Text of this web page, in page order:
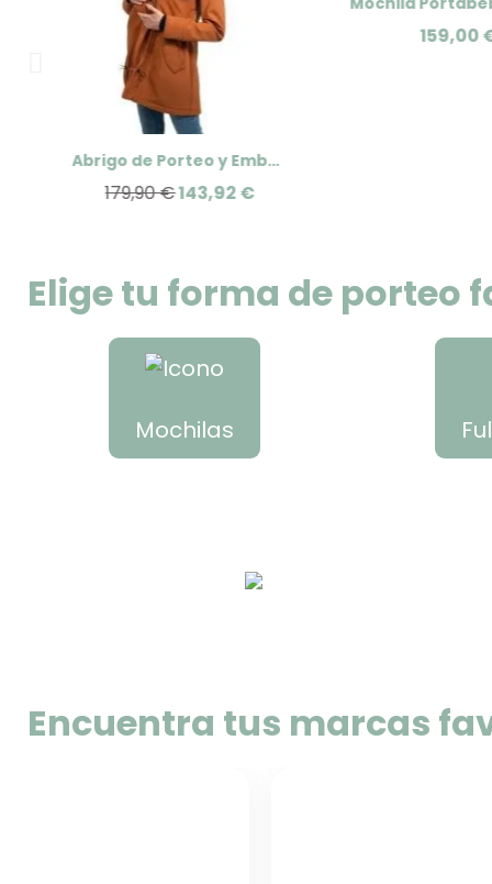
Abrigo de Porteo y Embarazo Wombat Shell de Wombat London
179,90 €143,92 €
159,00
Elige tu forma de porteo
Mochilas
Encuentra tus marcas